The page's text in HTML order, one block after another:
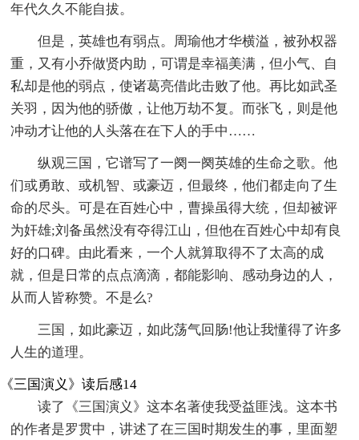
年代久久不能自拔。
但是，英雄也有弱点。周瑜他才华横溢，被孙权器
重，又有小乔做贤内助，可谓是幸福美满，但小气、自
私却是他的弱点，使诸葛亮借此击败了他。再比如武圣
关羽，因为他的骄傲，让他万劫不复。而张飞，则是他
冲动才让他的人头落在在下人的手中……
纵观三国，它谱写了一阕一阕英雄的生命之歌。他
们或勇敢、或机智、或豪迈，但最终，他们都走向了生
命的尽头。可是在百姓心中，曹操虽得大统，但却被评
为奸雄;刘备虽然没有夺得江山，但他在百姓心中却有良
好的口碑。由此看来，一个人就算取得不了太高的成
就，但是日常的点点滴滴，都能影响、感动身边的人，
从而人皆称赞。不是么?
三国，如此豪迈，如此荡气回肠!他让我懂得了许多
人生的道理。
《三国演义》读后感14
读了《三国演义》这本名著使我受益匪浅。这本书
的作者是罗贯中，讲述了在三国时期发生的事，里面塑